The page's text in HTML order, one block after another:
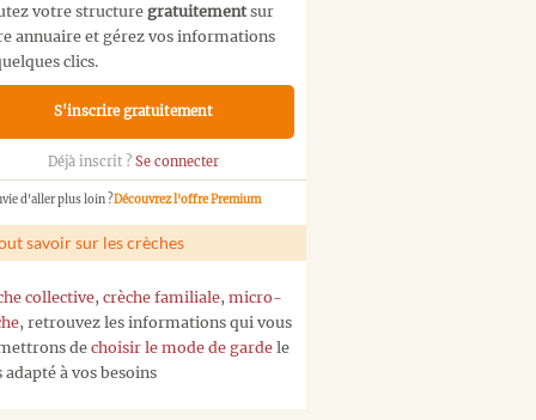
votre structure gratuitementsur
annuaire et gérez vos informations
clics.
S'inscrire gratuitement
Déjà inscrit ? Se connecter
d'aller plus loin ?Découvrez l'offre Premium
savoir sur les crèches
collective, crèche familiale, micro-
, retrouvez les informations qui vous
dechoisir le mode de garde le
adapté à vos besoins